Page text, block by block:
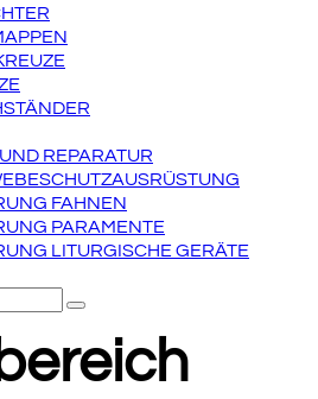
REPARATUR
FAHNEN
PARAMENTE
LITURGISCHE GERÄTE
Senden